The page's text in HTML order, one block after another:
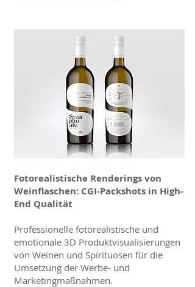
Fotorealistische Renderings von
Weinflaschen: CGI-Packshots in High-
End Qualität
Professionelle fotorealistische und
emotionale 3D Produktvisualisierungen
von Weinen und Spirituosen für die
Umsetzung der Werbe- und
Marketingmaßnahmen.